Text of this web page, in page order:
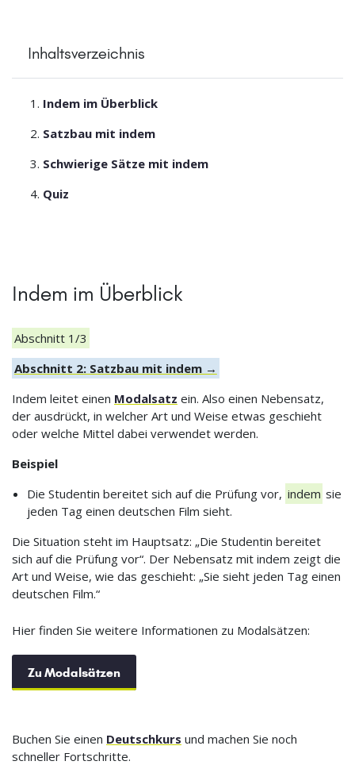
Inhaltsverzeichnis
Indem im Überblick
Satzbau mit indem
Schwierige Sätze mit indem
Quiz
Indem im Überblick
Abschnitt 1/3
Abschnitt 2: Satzbau mit indem →
Indem leitet einen Modalsatz ein. Also einen Nebensatz,
der ausdrückt, in welcher Art und Weise etwas geschieht
oder welche Mittel dabei verwendet werden.
Beispiel
Die Studentin bereitet sich auf die Prüfung vor, indem sie
jeden Tag einen deutschen Film sieht.
Die Situation steht im Hauptsatz: „Die Studentin bereitet
sich auf die Prüfung vor“. Der Nebensatz mit indem zeigt die
Art und Weise, wie das geschieht: „Sie sieht jeden Tag einen
deutschen Film.“
Hier finden Sie weitere Informationen zu Modalsätzen:
Zu Modalsätzen
Buchen Sie einen Deutschkurs und machen Sie noch
schneller Fortschritte.